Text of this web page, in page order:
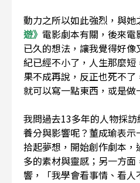
動力之所以如此強烈，與她
遊》 電影劇本有關，後來
已久的想法，讓我覺得好
紀已經不小了，人生那麼
果不成再說，反正也死不
就可以寫一點東西，或是做
我問過去13多年的人物採
養分與影響呢？董成瑜表
拾起夢想，開始創作劇本
多的素材與靈感；另一方
響，「我學會看事情、看